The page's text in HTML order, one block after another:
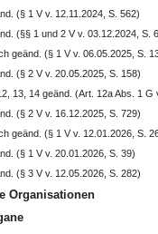
(§ 1 V v. 12.11.2024, S. 562)
(§§ 1 und 2 V v. 03.12.2024, S.
geänd. (§ 1 V v. 06.05.2025, S.
(§ 2 V v. 20.05.2025, S. 158)
13, 14 geänd. (Art. 12a Abs. 1 G
(§ 2 V v. 16.12.2025, S. 729)
geänd. (§ 1 V v. 12.01.2026, S.
(§ 1 V v. 20.01.2026, S. 39)
(§ 3 V v. 12.05.2026, S. 282)
Organisationen